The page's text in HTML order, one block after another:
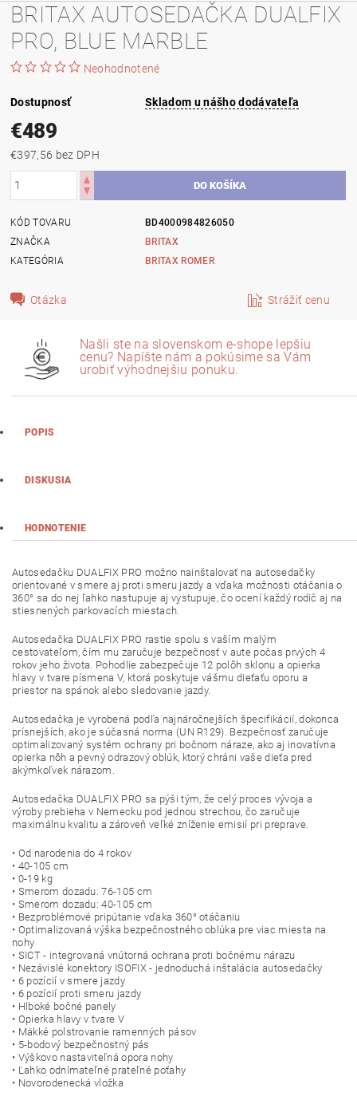
BRITAX AUTOSEDAČKA DUALFIX
PRO, BLUE MARBLE
Neohodnotené
Dostupnosť Skladom u nášho dodávateľa
€489
€397,56 bez DPH
KÓD TOVARU
BD4000984826050
ZNAČKA
BRITAX
KATEGÓRIA
BRITAX ROMER
Otázka Strážiť cenu
Našli ste na slovenskom e-shope lepšiu
cenu? Napíšte nám a pokúsime sa Vám
urobiť výhodnejšiu ponuku.
POPIS
DISKUSIA
HODNOTENIE
Autosedačku DUALFIX PRO možno nainštalovať na autosedačky
orientované v smere aj proti smeru jazdy a vďaka možnosti otáčania o
360° sa do nej ľahko nastupuje aj vystupuje, čo ocení každý rodič aj na
stiesnených parkovacích miestach.
Autosedačka DUALFIX PRO rastie spolu s vaším malým
cestovateľom, čím mu zaručuje bezpečnosť v aute počas prvých 4
rokov jeho života. Pohodlie zabezpečuje 12 polôh sklonu a opierka
hlavy v tvare písmena V, ktorá poskytuje vášmu dieťaťu oporu a
priestor na spánok alebo sledovanie jazdy.
Autosedačka je vyrobená podľa najnáročnejších špecifikácií, dokonca
prísnejších, ako je súčasná norma (UN R129). Bezpečnosť zaručuje
optimalizovaný systém ochrany pri bočnom náraze, ako aj inovatívna
opierka nôh a pevný odrazový oblúk, ktorý chráni vaše dieťa pred
akýmkoľvek nárazom.
Autosedačka DUALFIX PRO sa pýši tým, že celý proces vývoja a
výroby prebieha v Nemecku pod jednou strechou, čo zaručuje
maximálnu kvalitu a zároveň veľké zníženie emisií pri preprave.
• Od narodenia do 4 rokov
• 40-105 cm
• 0-19 kg
• Smerom dozadu: 76-105 cm
• Smerom dozadu: 40-105 cm
• Bezproblémové pripútanie vďaka 360° otáčaniu
• Optimalizovaná výška bezpečnostného oblúka pre viac miesta na
nohy
• SICT - integrovaná vnútorná ochrana proti bočnému nárazu
• Nezávislé konektory ISOFIX - jednoduchá inštalácia autosedačky
• 6 pozícií v smere jazdy
• 6 pozícií proti smeru jazdy
• Hlboké bočné panely
• Opierka hlavy v tvare V
• Mäkké polstrovanie ramenných pásov
• 5-bodový bezpečnostný pás
• Výškovo nastaviteľná opora nohy
• Ľahko odnímateľné prateľné poťahy
• Novorodenecká vložka